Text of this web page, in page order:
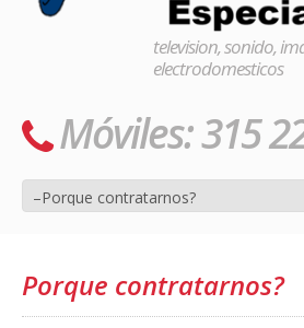
television, sonido,
electrodomesticos
Móviles: 315
Porque contratarnos?